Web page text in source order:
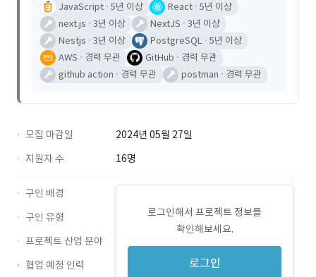
JavaScript 5년 이상 React 5년 이상
next.js
3년 이상 NextJS
3년 이상
Nestjs
3년 이상 PostgreSQL 5년 이상
AWS
경력 무관 GitHub
경력 무관
github action
경력 무관 postman 경력 무관
모집 마감일
2024년 05월 27일
지원자 수
16명
로그인해서 프로젝트 정보를
확인해보세요.
로그인
구인 배경
구인 유형
프로젝트 산업 분야
협업 예정 인력